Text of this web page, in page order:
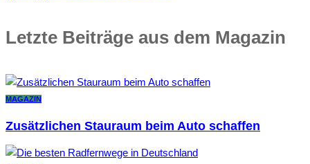
Letzte Beiträge aus dem Magazin
MAGAZIN
Zusätzlichen Stauraum beim Auto schaffen